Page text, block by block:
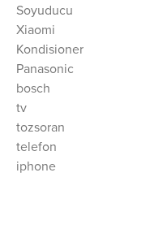
Soyuducu
Xiaomi
Kondisioner
Panasonic
bosch
tv
tozsoran
telefon
iphone